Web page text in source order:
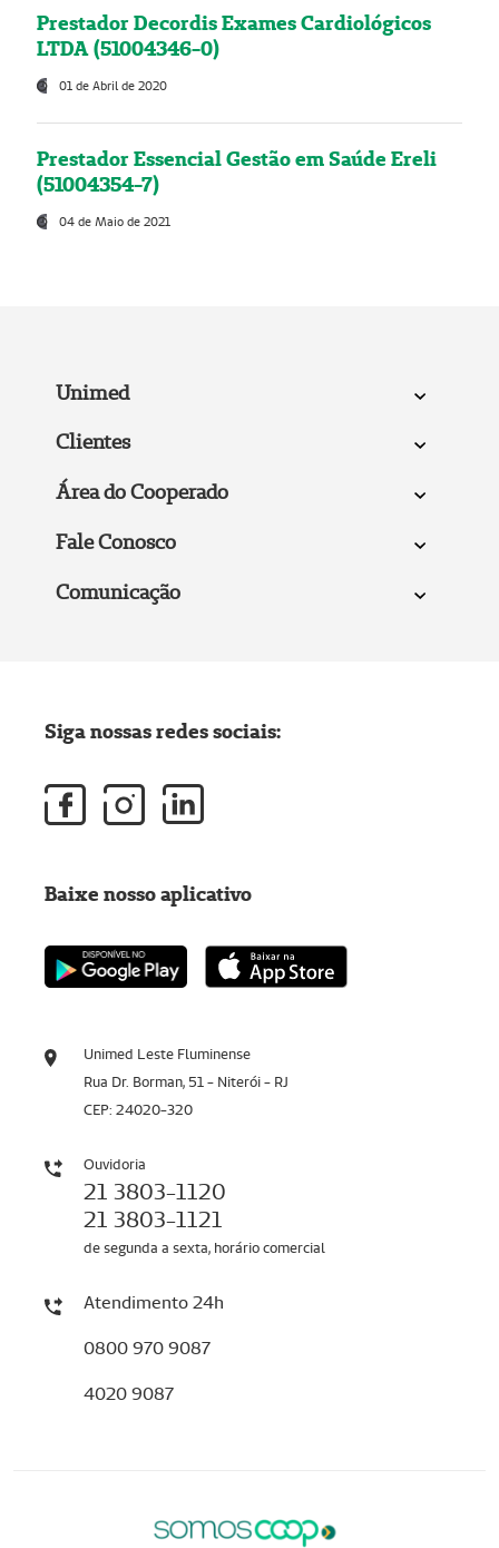
Prestador Decordis Exames Cardiológicos
LTDA (51004346-0)
01 de Abril de 2020
Prestador Essencial Gestão em Saúde Ereli
(51004354-7)
04 de Maio de 2021
Unimed
Clientes
Área do Cooperado
Fale Conosco
Comunicação
Unimed Leste Fluminense
Rua Dr. Borman, 51 - Niterói - RJ
CEP: 24020-320
Ouvidoria
21 3803-1120
21 3803-1121
de segunda a sexta, horário comercial
Atendimento 24h
0800 970 9087
4020 9087
Siga nossas redes sociais:
Baixe nosso aplicativo